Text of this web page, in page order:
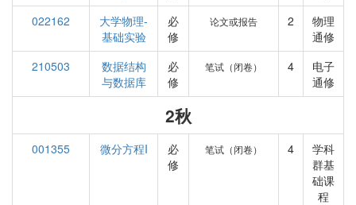
022162
大学物理-
基础实验
必
修
论文或报告 2
物理
通修
210503
数据结构
与数据库
必
修
笔试（闭卷） 4
电子
通修
2秋
001355 微分方程I
必
修
笔试（闭卷） 4
学科
群基
础课
程